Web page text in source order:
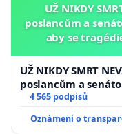
UŽ NIKDY
poslancům a
aby se
UŽ NIKDY SMRT
poslancům a
aby se tragédie
4 565 podpisů
Oznámení o